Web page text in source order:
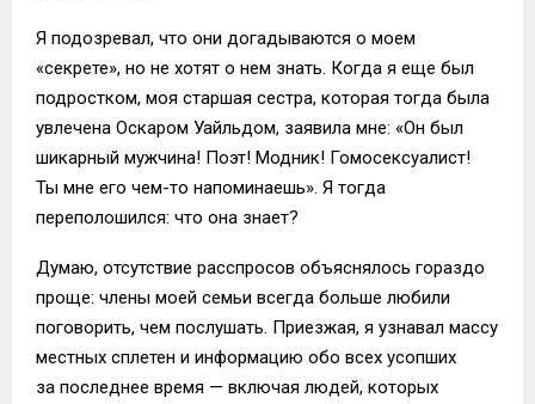
Я подозревал, что они догадываются о моем
«секрете», но не хотят о нем знать. Когда я еще был
подростком, моя старшая сестра, которая тогда была
увлечена Оскаром Уайльдом, заявила мне: «Он был
шикарный мужчина! Поэт! Модник! Гомосексуалист!
Ты мне его чем-то напоминаешь». Я тогда
переполошился: что она знает?
Думаю, отсутствие расспросов объяснялось гораздо
проще: члены моей семьи всегда больше любили
поговорить, чем послушать. Приезжая, я узнавал массу
местных сплетен и информацию обо всех усопших
за последнее время — включая людей, которых